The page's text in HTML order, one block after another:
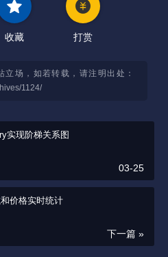
收藏 打赏
场，如若转载，请注明出处：
1124/
实现阶梯关系图
03-25
价格实时统计
下一篇 »